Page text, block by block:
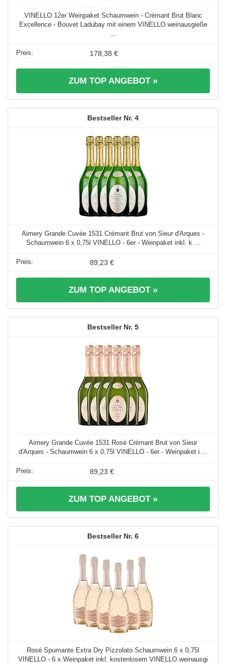
VINELLO 12er Weinpaket Schaumwein - Crémant Brut Blanc
Excellence - Bouvet Ladubay mit einem VINELLO.weinausgieße
178,38 €
ZUM TOP ANGEBOT »
4
Aimery Grande Cuvée 1531 Crémant Brut von Sieur d'Arques -
Schaumwein 6 x 0,75l VINELLO - 6er - Weinpaket inkl. k ...
89,23 €
ZUM TOP ANGEBOT »
5
Aimery Grande Cuvée 1531 Rosé Crémant Brut von Sieur
d'Arques - Schaumwein 6 x 0,75l VINELLO - 6er - Weinpaket i ...
89,23 €
ZUM TOP ANGEBOT »
6
Rosé Spumante Extra Dry Pizzolato Schaumwein 6 x 0,75l
VINELLO - 6 x Weinpaket inkl. kostenlosem VINELLO.weinausgi